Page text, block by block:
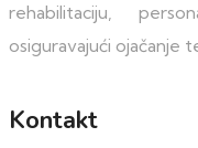
rehabilitaciju,
osiguravajući ojačanje
Kontakt